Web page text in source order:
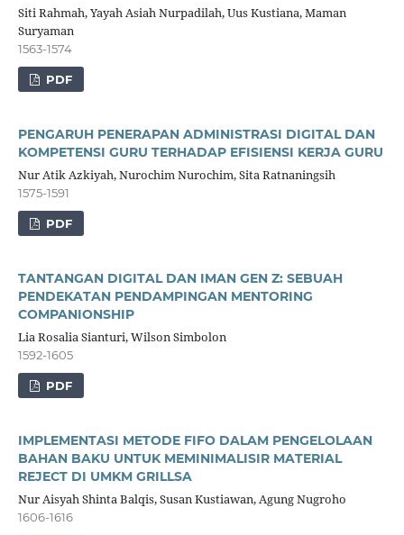
Siti Rahmah, Yayah Asiah Nurpadilah, Uus Kustiana, Maman
Suryaman
1563-1574
PDF
PENGARUH PENERAPAN ADMINISTRASI DIGITAL DAN
KOMPETENSI GURU TERHADAP EFISIENSI KERJA GURU
Nur Atik Azkiyah, Nurochim Nurochim, Sita Ratnaningsih
1575-1591
PDF
TANTANGAN DIGITAL DAN IMAN GEN Z: SEBUAH
PENDEKATAN PENDAMPINGAN MENTORING
COMPANIONSHIP
Lia Rosalia Sianturi, Wilson Simbolon
1592-1605
PDF
IMPLEMENTASI METODE FIFO DALAM PENGELOLAAN
BAHAN BAKU UNTUK MEMINIMALISIR MATERIAL
REJECT DI UMKM GRILLSA
Nur Aisyah Shinta Balqis, Susan Kustiawan, Agung Nugroho
1606-1616